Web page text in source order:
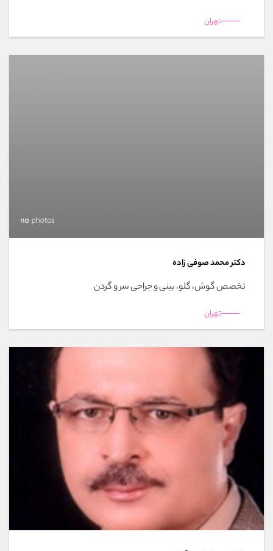
تهران
دکتر محمد صوفی زاده
تخصص گوش، گلو، بینی و جراحی سر و گردن
تهران